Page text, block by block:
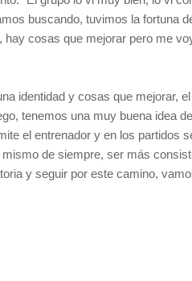
buscando, tuvimos la fortuna
hay cosas que mejorar pero me
identidad y cosas que mejorar, el
tenemos una muy buena idea
el entrenador y en los partidos
de siempre, ser más
y seguir por este camino,